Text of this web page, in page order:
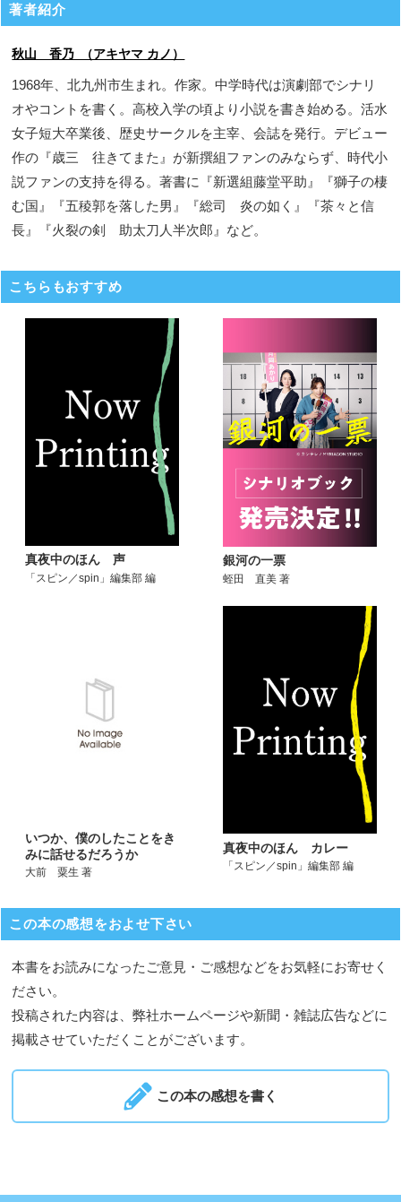
著者紹介
秋山 香乃 （アキヤマ カノ）
1968年、北九州市生まれ。作家。中学時代は演劇部でシナリ
オやコントを書く。高校入学の頃より小説を書き始める。活水
女子短大卒業後、歴史サークルを主宰、会誌を発行。デビュー
作の『歳三 往きてまた』が新撰組ファンのみならず、時代小
説ファンの支持を得る。著書に『新選組藤堂平助』『獅子の棲
む国』『五稜郭を落した男』『総司 炎の如く』『茶々と信
長』『火裂の剣 助太刀人半次郎』など。
こちらもおすすめ
真夜中のほん 声
「スピン／spin」編集部 編
銀河の一票
蛭田 直美 著
いつか、僕のしたことをき
みに話せるだろうか
大前 粟生 著
真夜中のほん カレー
「スピン／spin」編集部 編
この本の感想をおよせ下さい
本書をお読みになったご意見・ご感想などをお気軽にお寄せく
ださい。
投稿された内容は、弊社ホームページや新聞・雑誌広告などに
掲載させていただくことがございます。
この本の感想を書く